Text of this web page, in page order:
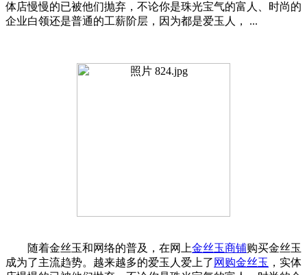
体店慢慢的已被他们抛弃，不论你是珠光宝气的富人、时尚的
企业白领还是普通的工薪阶层，因为都是爱玉人， ...
随着金丝玉和网络的普及，在网上金丝玉商铺购买金丝玉
成为了主流趋势。越来越多的爱玉人爱上了 网购金丝玉 ，实体